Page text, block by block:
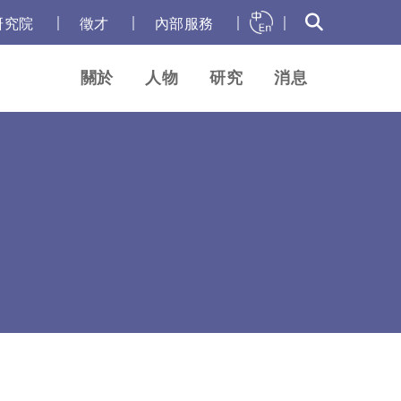
究院 徵才 內部服務
關於 人物 研究 消息